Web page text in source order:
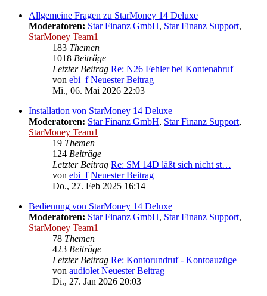
Allgemeine Fragen zu StarMoney 14 Deluxe
Moderatoren: Star Finanz GmbH, Star Finanz Support,
StarMoney Team1
183 Themen
1018 Beiträge
Letzter Beitrag Re: N26 Fehler bei Kontenabruf
von ebi_f Neuester Beitrag
Mi., 06. Mai 2026 22:03
Installation von StarMoney 14 Deluxe
Moderatoren: Star Finanz GmbH, Star Finanz Support,
StarMoney Team1
19 Themen
124 Beiträge
Letzter Beitrag Re: SM 14D läßt sich nicht st…
von ebi_f Neuester Beitrag
Do., 27. Feb 2025 16:14
Bedienung von StarMoney 14 Deluxe
Moderatoren: Star Finanz GmbH, Star Finanz Support,
StarMoney Team1
78 Themen
423 Beiträge
Letzter Beitrag Re: Kontorundruf - Kontoauzüge
von audiolet Neuester Beitrag
Di., 27. Jan 2026 20:03